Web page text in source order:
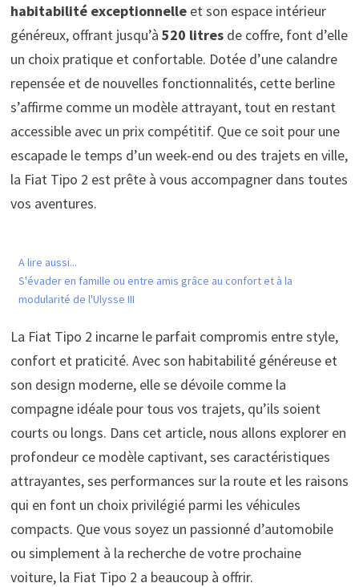
habitabilité exceptionnelleet son espace intérieur
généreux, offrant jusqu’à 520 litresde coffre, font d’elle
un choix pratique et confortable. Dotée d’une calandre
repensée et de nouvelles fonctionnalités, cette berline
s’affirme comme un modèle attrayant, tout en restant
accessible avec un prix compétitif. Que ce soit pour une
escapade le temps d’un week-end ou des trajets en ville,
la Fiat Tipo 2 est prête à vous accompagner dans toutes
vos aventures.
A lire aussi...
S'évader en famille ou entre amis grâce au confort et à la
modularité de l'Ulysse III
La Fiat Tipo 2 incarne le parfait compromis entre style,
confort et praticité. Avec son habitabilité généreuse et
son design moderne, elle se dévoile comme la
compagne idéale pour tous vos trajets, qu’ils soient
courts ou longs. Dans cet article, nous allons explorer en
profondeur ce modèle captivant, ses caractéristiques
attrayantes, ses performances sur la route et les raisons
qui en font un choix privilégié parmi les véhicules
compacts. Que vous soyez un passionné d’automobile
ou simplement à la recherche de votre prochaine
voiture, la Fiat Tipo 2 a beaucoup à offrir.